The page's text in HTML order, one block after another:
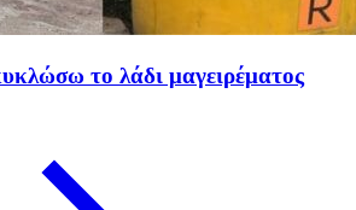
το λάδι μαγειρέματος